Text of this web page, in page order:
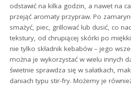
odstawić na kilka godzin, a nawet na
przejąć aromaty przypraw. Po
smażyć, piec, grillować lub dusić, co
tekstury, od chrupiącej skórki po
nie tylko składnik kebabów – jego
można je wykorzystać w wielu innych
świetnie sprawdza się w sałatkach,
daniach typu stir-fry. Możemy je